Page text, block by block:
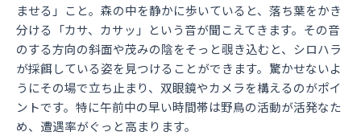
ませる」こと。森の中を静かに歩いていると、落ち葉をかき
分ける「カサ、カサッ」という音が聞こえてきます。その音
のする方向の斜面や茂みの陰をそっと覗き込むと、シロハラ
が採餌している姿を見つけることができます。驚かせないよ
うにその場で立ち止まり、双眼鏡やカメラを構えるのがポイ
ントです。特に午前中の早い時間帯は野鳥の活動が活発なた
め、遭遇率がぐっと高まります。